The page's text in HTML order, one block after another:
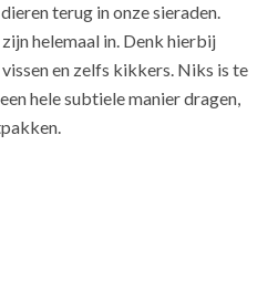
terug in onze sieraden.
helemaal in. Denk hierbij
vissen en zelfs kikkers. Niks is te
hele subtiele manier dragen,